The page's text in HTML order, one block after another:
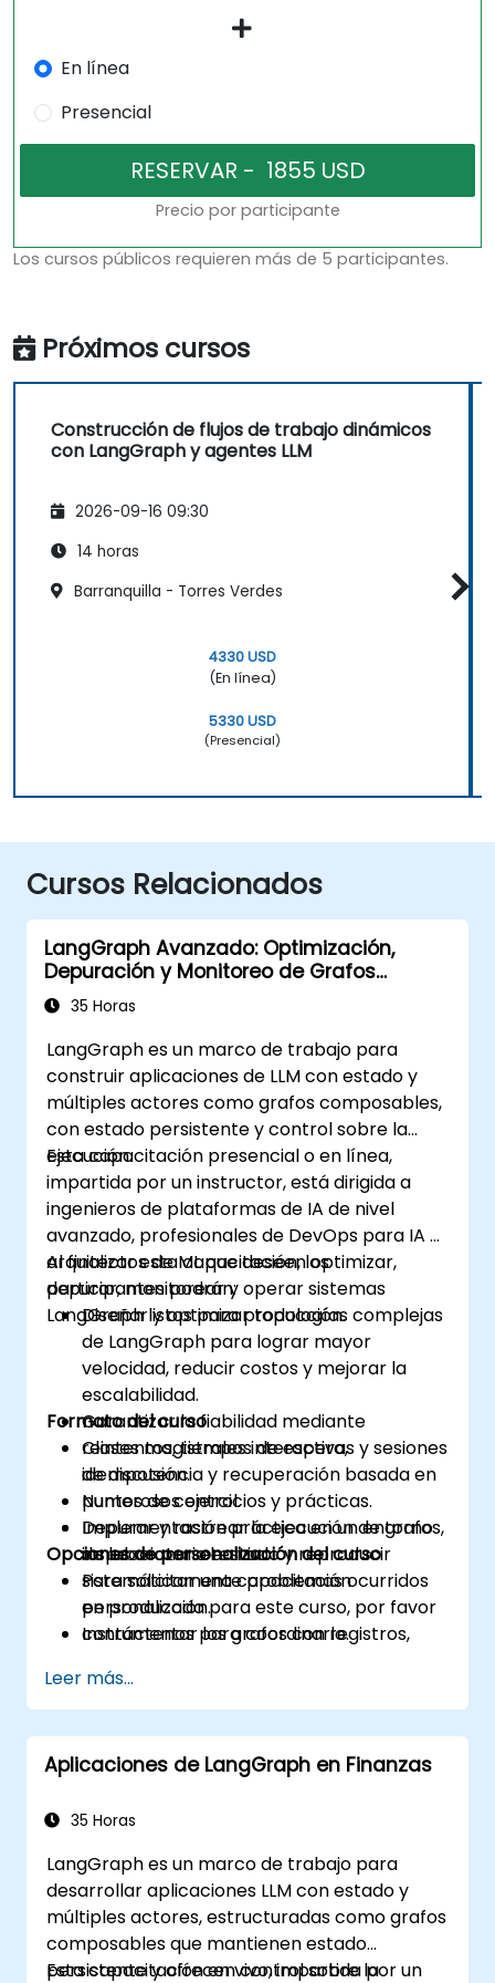
En línea
Presencial
Precio por participante
Los cursos públicos requieren más de 5 participantes.
Próximos cursos
Construcción de flujos de trabajo dinámicos
con LangGraph y agentes LLM
2026-09-16 09:30
14 horas
Barranquilla - Torres Verdes
4330 USD
(En línea)
5330 USD
(Presencial)
Cursos Relacionados
LangGraph Avanzado: Optimización,
Depuración y Monitoreo de Grafos
Complejos
35 Horas
LangGraph es un marco de trabajo para
construir aplicaciones de LLM con estado y
múltiples actores como grafos composables,
con estado persistente y control sobre la
ejecución.
Esta capacitación presencial o en línea,
impartida por un instructor, está dirigida a
ingenieros de plataformas de IA de nivel
avanzado, profesionales de DevOps para IA y
arquitectos de ML que deseen optimizar,
depurar, monitorear y operar sistemas
LangGraph listos para producción.
Al finalizar esta capacitación, los
participantes podrán:
Diseñar y optimizar topologías complejas
de LangGraph para lograr mayor
velocidad, reducir costos y mejorar la
escalabilidad.
Garantizar la fiabilidad mediante
reintentos, tiempos de espera,
idempotencia y recuperación basada en
puntos de control.
Depurar y rastrear la ejecución de grafos,
inspeccionar el estado y reproducir
sistemáticamente problemas ocurridos
en producción.
Instrumentar los grafos con registros,
producción y monitorear los acuerdos de
nivel de servicio (SLA) y los costos.
Formato del curso
Clases magistrales interactivas y sesiones
de discusión.
Numerosos ejercicios y prácticas.
Implementación práctica en un entorno
de laboratorio en vivo.
Opciones de personalización del curso
Para solicitar una capacitación
personalizada para este curso, por favor
contáctenos para coordinarlo.
Leer más...
Aplicaciones de LangGraph en Finanzas
35 Horas
LangGraph es un marco de trabajo para
desarrollar aplicaciones LLM con estado y
múltiples actores, estructuradas como grafos
composables que mantienen estado
persistente y ofrecen control sobre la
Esta capacitación en vivo, impartida por un